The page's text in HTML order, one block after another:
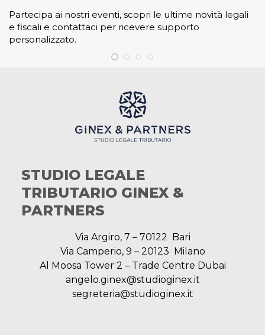
Partecipa ai nostri eventi, scopri le ultime novità legali
e fiscali e contattaci per ricevere supporto
personalizzato.
STUDIO LEGALE
TRIBUTARIO GINEX &
PARTNERS
Via Argiro, 7 – 70122 Bari
Via Camperio, 9 – 20123 Milano
Al Moosa Tower 2 – Trade Centre Dubai
angelo.ginex@studioginex.it
segreteria@studioginex.it